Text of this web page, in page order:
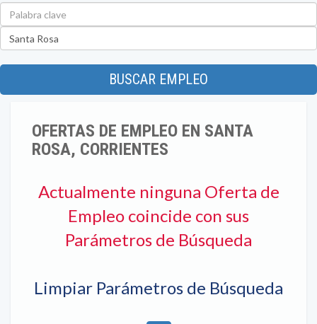
BUSCAR EMPLEO
OFERTAS DE EMPLEO EN SANTA
ROSA, CORRIENTES
Actualmente ninguna Oferta de
Empleo coincide con sus
Parámetros de Búsqueda
Limpiar Parámetros de Búsqueda